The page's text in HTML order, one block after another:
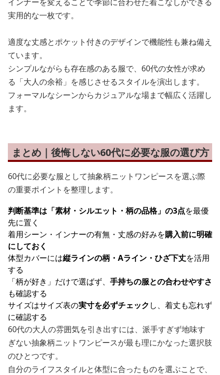
実用的な一枚です。
適度な丈感とポケット付きのデザインで機能性も兼ね備え
ています。
シンプルながらも存在感のある服で、60代の女性が求め
る「大人の余裕」を感じさせるスタイルを演出します。
フォーマルなシーンからカジュアルな場まで幅広く活躍し
ます。
まとめ｜後悔しない60代に必要な服の選び方
60代に必要な服として抽象柄ニットワンピースを選ぶ際
の重要ポイントを整理します。
判断基準は「素材・シルエット・柄の品格」の3点を最優
先に置く
着用シーン・インナーの有無・丈感の好みを購入前に明確
にしておく
体型カバーには縦ラインの柄・Aライン・ひざ下丈を活用
する
「柄が好き」だけで選ばず、 手持ちの服との合わせやすさ
も確認する
サイズはサイズ表の実寸を必ずチェック し、着丈も忘れず
に確認する
60代の大人の雰囲気を引き出すには、派手すぎず地味す
ぎない抽象柄ニットワンピースが最も理にかなった選択肢
のひとつです。
自分のライフスタイルと体型に合ったものを選ぶことで、